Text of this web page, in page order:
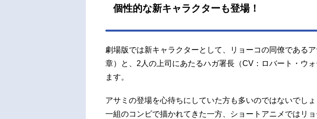
個性的な新キャラクターも登場！
劇場版では新キャラクターとして、リョーコの同僚である
章）と、2人の上司にあたるハガ署長（CV：ロバート・ウ
ます。
アサミの登場を心待ちにしていた方も多いのではないでしょ
一組のコンビで描かれてきた一方、ショートアニメではリ